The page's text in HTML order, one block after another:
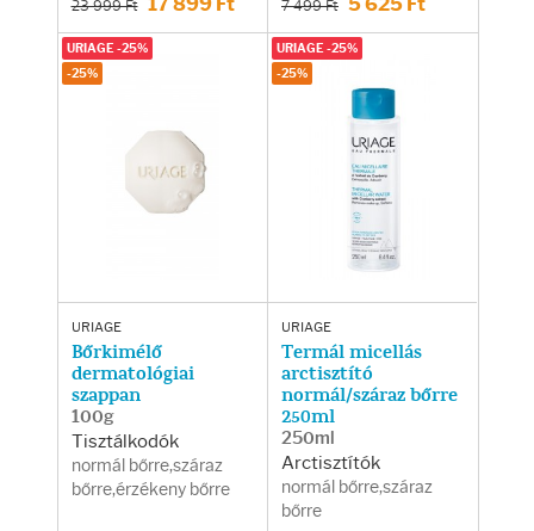
23 999 Ft 7 499 Ft
URIAGE
Bőrkimélő
dermatológiai
szappan
100g
Tisztálkodók
normál bőrre,száraz
bőrre,érzékeny bőrre
URIAGE -25%
-25%
URIAGE
Termál micellás
arctisztító
normál/száraz bőrre
250ml
250ml
Arctisztítók
normál bőrre,száraz
bőrre
URIAGE -25%
-25%
Testápolás
Tisztálkodók
Egészség
Orrsprayk
Torokpasztillák